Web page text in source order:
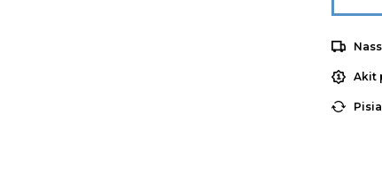
Akit